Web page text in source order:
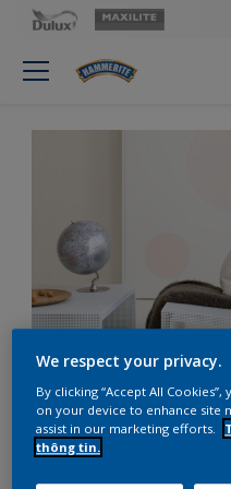
Tăng thêm
màu trắng
We respect your privacy.
By clicking “Accept All
on your device to enhance site
assist in our marketing efforts.
thông tin.